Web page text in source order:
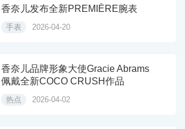
香奈儿发布全新PREMIÈRE腕表
手表 2026-04-20
香奈儿品牌形象大使Gracie Abrams
佩戴全新COCO CRUSH作品
热点 2026-04-02